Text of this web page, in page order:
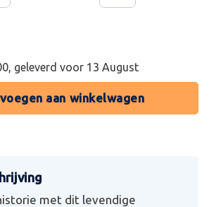
geleverd voor 13 August
aan winkelwagen
met dit levendige